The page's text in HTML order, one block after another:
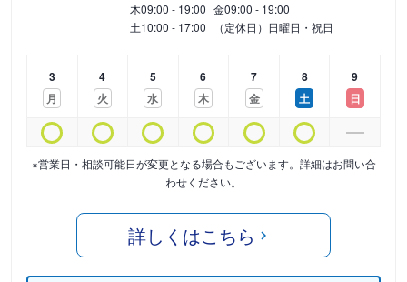
木09:00 - 19:00 金09:00 - 19:00
土10:00 - 17:00 （定休日）日曜日・祝日
3
月
4
火
5
水
6
木
7
金
8
土
9
日
※営業日・相談可能日が変更となる場合もございます。詳細はお問い合
わせください。
詳しくはこちら